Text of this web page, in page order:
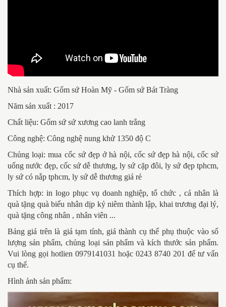
Nhà sản xuất: Gốm sứ Hoàn Mỹ - Gốm sứ Bát Tràng
Năm sản xuất : 2017
Chất liệu: Gốm sứ sứ xương cao lanh trắng
Công nghệ: Công nghệ nung khử 1350 độ C
Chủng loại:mua cốc sứ đẹp ở hà nội, cốc sứ đẹp hà nội, cốc sứ
uống nước đẹp, cốc sứ dễ thương, ly sứ cặp đôi, ly sứ đẹp tphcm,
ly sứ có nắp tphcm, ly sứ dễ thương giá rẻ
Thích hợp: in logo phục vụ doanh nghiệp, tổ chức , cá nhân là
quà tặng quà biếu nhân dịp kỷ niêm thành lập, khai trương đại lý,
quà tặng công nhân , nhân viên ...
Bảng giá trên là giá tạm tính, giá thành cụ thể phụ thuộc vào số
lượng sản phẩm, chủng loại sản phẩm và kích thước sản phẩm.
Vui lòng gọi hotlien 0979141031 hoặc 0243 8740 201 để tư vấn
cụ thể.
Hình ảnh sản phẩm: